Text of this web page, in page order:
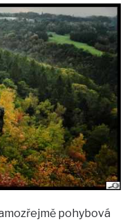
pohybová